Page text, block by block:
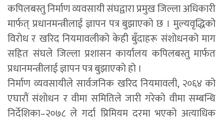
कपिलबस्तु निर्माण व्यवसायी संघद्वारा प्रमुख जिल्ला अधिकारी
मार्फत् प्रधानमन्त्रीलाई ज्ञापन पत्र बुझाएको छ । मुल्यवृद्धिको
विरोध र खरिद नियमावलीको केही बुँदाहरू संशोधनको माग
सहित संघले जिल्ला प्रशासन कार्यालय कपिलबस्तु मार्फत
प्रधानमन्त्रीलाई ज्ञापन पत्र बुझाएको हो ।
निर्माण व्यवसायीले सार्वजनिक खरिद नियमावली, २०६४ को
एघारौं संशोधन र वीमा समितिले जारी गरेको वीमा सम्बन्धि
निर्देशिका–२०७८ ले गर्दा प्रिमियम दरमा भएको अत्याधिक